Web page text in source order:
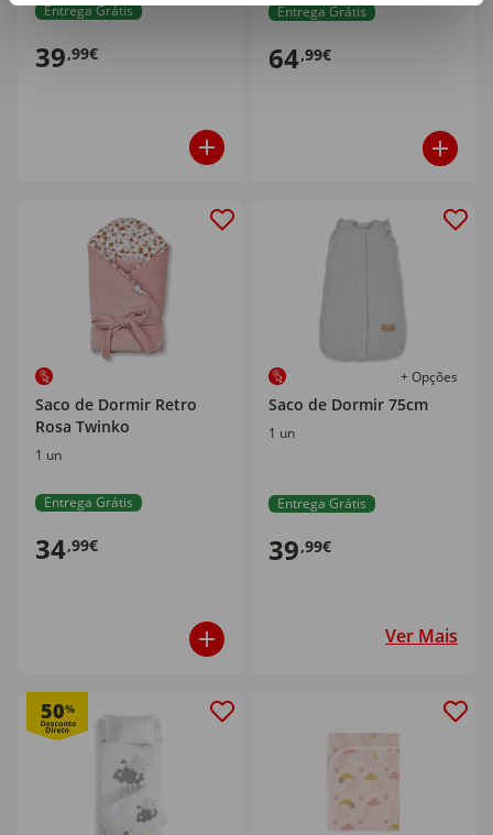
Entrega Grátis
39,99€
Entrega Grátis
64,99€
Saco de Dormir Retro
Rosa Twinko
1 un
Entrega Grátis
34,99€
+ Opções
Saco de Dormir 75cm
1 un
Entrega Grátis
39,99€
Ver Mais
50%